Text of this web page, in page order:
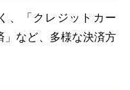
、「クレジットカー
」など、多様な決済方